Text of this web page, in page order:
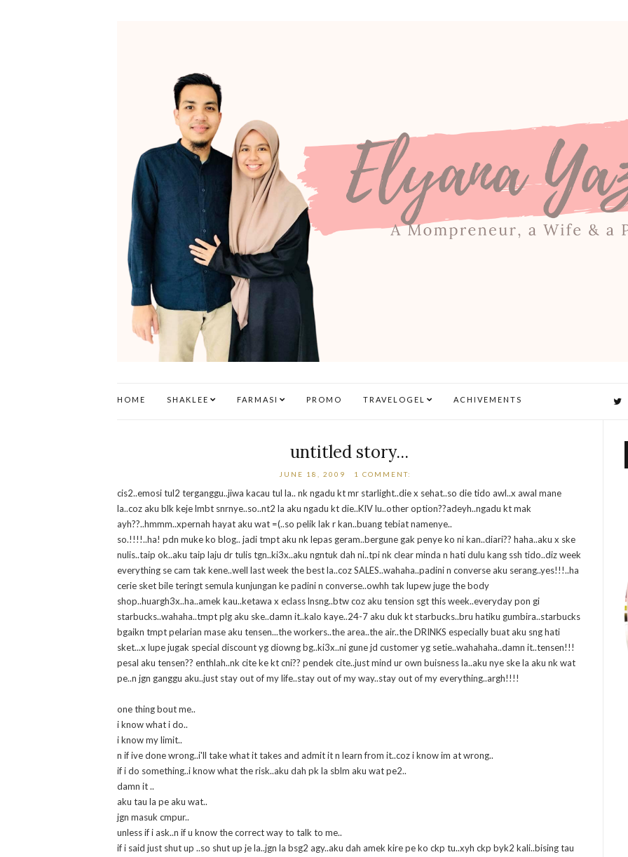
HOME SHAKLEE FARMASI PROMO TRAVELOGEL ACHIVEMENTS
untitled story...
JUNE 18, 2009 1 COMMENT:
cis2..emosi tul2 terganggu..jiwa kacau tul la.. nk ngadu kt mr starlight..die x sehat..so die tido awl..x awal mane
la..coz aku blk keje lmbt snrnye..so..nt2 la aku ngadu kt die..KIV lu..other option??adeyh..ngadu kt mak
ayh??..hmmm..xpernah hayat aku wat =(..so pelik lak r kan..buang tebiat namenye..
so.!!!!..ha! pdn muke ko blog.. jadi tmpt aku nk lepas geram..bergune gak penye ko ni kan..diari?? haha..aku x ske
nulis..taip ok..aku taip laju dr tulis tgn..ki3x..aku ngntuk dah ni..tpi nk clear minda n hati dulu kang ssh tido..diz week
everything se cam tak kene..well last week the best la..coz SALES..wahaha..padini n converse aku serang..yes!!!..ha
cerie sket bile teringt semula kunjungan ke padini n converse..owhh tak lupew juge the body
shop..huargh3x..ha..amek kau..ketawa x eclass lnsng..btw coz aku tension sgt this week..everyday pon gi
starbucks..wahaha..tmpt plg aku ske..damn it..kalo kaye..24-7 aku duk kt starbucks..bru hatiku gumbira..starbucks
bgaikn tmpt pelarian mase aku tensen...the workers..the area..the air..the DRINKS especially buat aku sng hati
sket...x lupe jugak special discount yg diowng bg..ki3x..ni gune jd customer yg setie..wahahaha..damn it..tensen!!!
pesal aku tensen?? enthlah..nk cite ke kt cni?? pendek cite..just mind ur own buisness la..aku nye ske la aku nk wat
pe..n jgn ganggu aku..just stay out of my life..stay out of my way..stay out of my everything..argh!!!!
one thing bout me..
i know what i do..
i know my limit..
n if ive done wrong..i'll take what it takes and admit it n learn from it..coz i know im at wrong..
if i do something..i know what the risk..aku dah pk la sblm aku wat pe2..
damn it ..
aku tau la pe aku wat..
jgn masuk cmpur..
unless if i ask..n if u know the correct way to talk to me..
if i said just shut up ..so shut up je la..jgn la bsg2 agy..aku dah amek kire pe ko ckp tu..xyh ckp byk2 kali..bising tau